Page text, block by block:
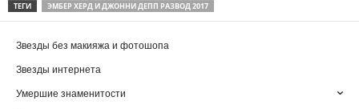
ТЕГИ ЭМБЕР ХЕРД И ДЖОННИ ДЕПП РАЗВОД 2017
Звезды без макияжа и фотошопа
Звезды интернета
Умершие знаменитости